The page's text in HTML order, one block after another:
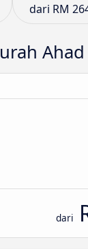
dari RM
Ahad
dari